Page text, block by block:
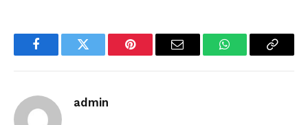
FacebookTwitter Pinterest Email WhatsAppCopy
admin